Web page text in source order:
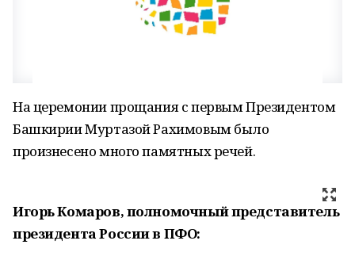
На церемонии прощания с первым Президентом
Башкирии Муртазой Рахимовым было
произнесено много памятных речей.
Игорь Комаров, полномочный представитель
президента России в ПФО: